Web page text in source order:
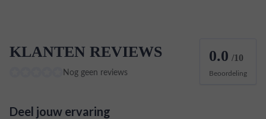
KLANTEN REVIEWS
Nog geen reviews
0.0 /10
Beoordeling
Deel jouw ervaring